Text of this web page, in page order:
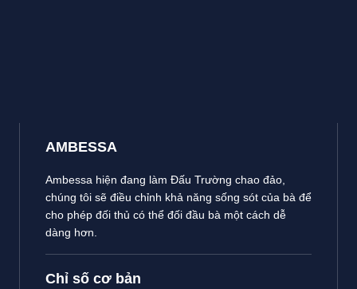
AMBESSA
Ambessa hiện đang làm Đấu Trường chao đảo,
chúng tôi sẽ điều chỉnh khả năng sống sót của bà để
cho phép đối thủ có thể đối đầu bà một cách dễ
dàng hơn.
Chỉ số cơ bản